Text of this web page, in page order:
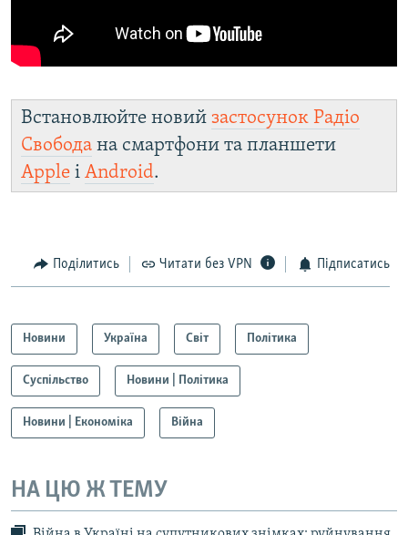
Встановлюйте новий застосунок Радіо
Свобода на смартфони та планшети
Apple і Android.
Поділитись Читати без VPN Підписатись
Новини Україна Світ Політика
Суспільство Новини | Політика
Новини | Економіка Війна
НА ЦЮ Ж ТЕМУ